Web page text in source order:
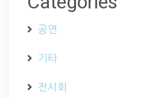
공연
기타
전시회